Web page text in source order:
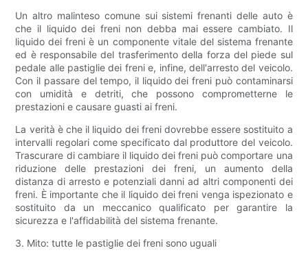
Un altro malinteso comune sui sistemi frenanti delle auto è
che il liquido dei freni non debba mai essere cambiato. Il
liquido dei freni è un componente vitale del sistema frenante
ed è responsabile del trasferimento della forza del piede sul
pedale alle pastiglie dei freni e, infine, dell'arresto del veicolo.
Con il passare del tempo, il liquido dei freni può contaminarsi
con umidità e detriti, che possono comprometterne le
prestazioni e causare guasti ai freni.
La verità è che il liquido dei freni dovrebbe essere sostituito a
intervalli regolari come specificato dal produttore del veicolo.
Trascurare di cambiare il liquido dei freni può comportare una
riduzione delle prestazioni dei freni, un aumento della
distanza di arresto e potenziali danni ad altri componenti dei
freni. È importante che il liquido dei freni venga ispezionato e
sostituito da un meccanico qualificato per garantire la
sicurezza e l'affidabilità del sistema frenante.
3. Mito: tutte le pastiglie dei freni sono uguali